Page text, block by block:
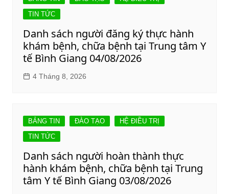
TIN TỨC
Danh sách người đăng ký thực hành
khám bệnh, chữa bệnh tại Trung tâm Y
tế Bình Giang 04/08/2026
4 Tháng 8, 2026
BẢNG TIN ĐÀO TẠO
HỆ ĐIỀU TRỊ
TIN TỨC
Danh sách người hoàn thành thực
hành khám bệnh, chữa bệnh tại Trung
tâm Y tế Bình Giang 03/08/2026